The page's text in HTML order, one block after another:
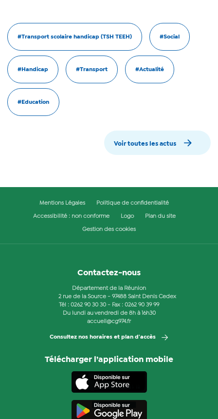
#Transport scolaire handicap (TSH TEEH) #Social
#Handicap #Transport #Actualité
#Education
Voir toutes les actus
Mentions Légales Politique de confidentialité
Accessibilité : non conforme Logo Plan du site
Gestion des cookies
Contactez-nous
Département de la Réunion
2 rue de la Source - 97488 Saint Denis Cedex
Tél : 0262 90 30 30 - Fax : 0262 90 39 99
Du lundi au vendredi de 8h à 16h30
accueil@cg974.fr
Consultez nos horaires et plan d'accès
Télécharger l’application mobile